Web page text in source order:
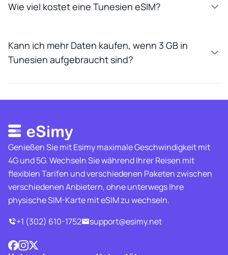
Wie viel kostet eine Tunesien eSIM?
Kann ich mehr Daten kaufen, wenn 3 GB in
Tunesien aufgebraucht sind?
Genießen Sie mit Esimy maximale Geschwindigkeit mit
4G und 5G. Wechseln Sie während Ihrer Reisen mit
flexiblen Tarifen und verschiedenen Paketen zwischen
verschiedenen Anbietern, ohne unterwegs Ihre
physische SIM-Karte mit eSIM zu wechseln.
+1 (302) 610-1752
support@esimy.net